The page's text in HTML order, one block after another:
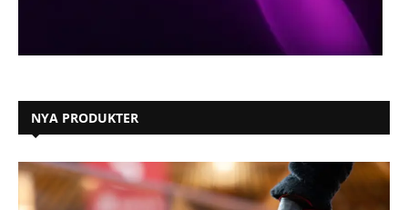
NYA PRODUKTER